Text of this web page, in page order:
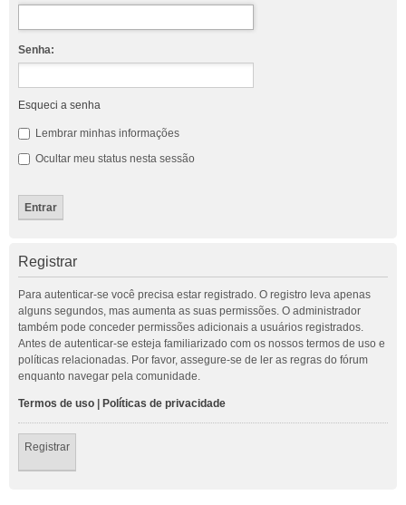
Senha:
Esqueci a senha
Lembrar minhas informações
Ocultar meu status nesta sessão
Registrar
Para autenticar-se você precisa estar registrado. O registro leva apenas
alguns segundos, mas aumenta as suas permissões. O administrador
também pode conceder permissões adicionais a usuários registrados.
Antes de autenticar-se esteja familiarizado com os nossos termos de uso e
políticas relacionadas. Por favor, assegure-se de ler as regras do fórum
enquanto navegar pela comunidade.
Termos de uso Políticas de privacidade
Registrar